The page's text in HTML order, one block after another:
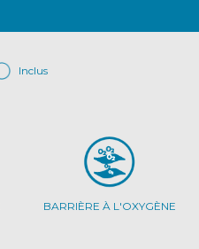
Inclus
BARRIÈRE À L'OXYGÈNE